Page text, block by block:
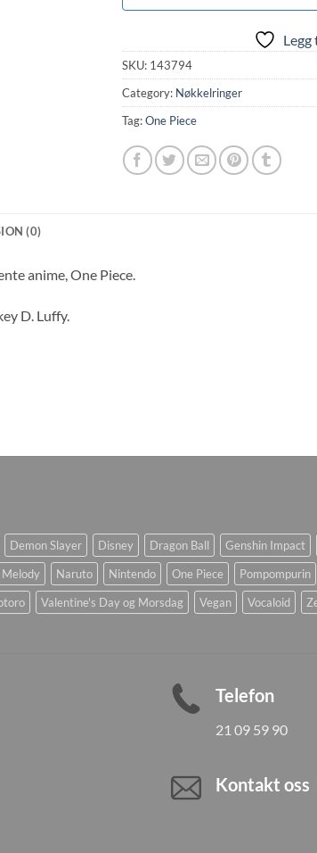
SKU: 143794
Category: Nøkkelringer
Tag:One Piece
(0)
anime, One Piece.
D. Luffy.
Demon Slayer Disney Dragon Ball Genshin Impact
Naruto Nintendo One Piece Pompompurin
Valentine's Day og Morsdag Vegan Vocaloid
Telefon
21 09 59 90
Kontakt oss